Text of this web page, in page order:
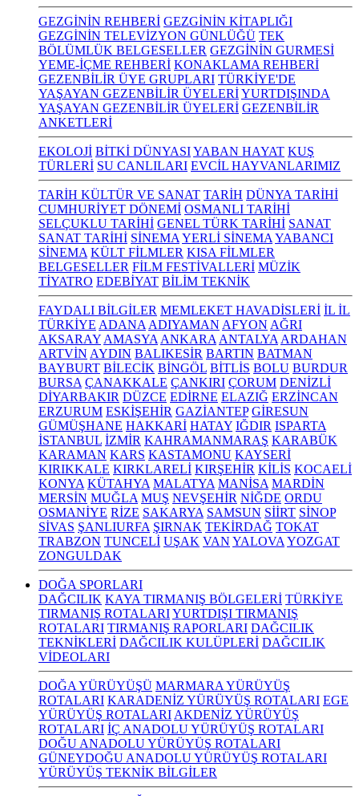
GEZGİNİN REHBERİ GEZGİNİN KİTAPLIĞI
GEZGİNİN TELEVİZYON GÜNLÜĞÜ TEK
BÖLÜMLÜK BELGESELLER GEZGİNİN GURMESİ
YEME-İÇME REHBERİ KONAKLAMA REHBERİ
GEZENBİLİR ÜYE GRUPLARI TÜRKİYE'DE
YAŞAYAN GEZENBİLİR ÜYELERİYURTDIŞINDA
YAŞAYAN GEZENBİLİR ÜYELERİ GEZENBİLİR
ANKETLERİ
EKOLOJİ BİTKİ DÜNYASIYABAN HAYAT KUŞ
TÜRLERİ SU CANLILARI EVCİL HAYVANLARIMIZ
TARİH KÜLTÜR VE SANAT TARİH DÜNYA TARİHİ
CUMHURİYET DÖNEMİ OSMANLI TARİHİ
SELÇUKLU TARİHİ GENEL TÜRK TARİHİ SANAT
SANAT TARİHİ SİNEMA YERLİ SİNEMA YABANCI
SİNEMA KÜLT FİLMLER KISA FİLMLER
BELGESELLER FİLM FESTİVALLERİ MÜZİK
TİYATRO EDEBİYAT BİLİM TEKNİK
FAYDALI BİLGİLER MEMLEKET HAVADİSLERİ İL İL
TÜRKİYE ADANA ADIYAMAN AFYON AĞRI
AKSARAY AMASYA ANKARA ANTALYA ARDAHAN
ARTVİN AYDIN BALIKESİR BARTIN BATMAN
BAYBURT BİLECİK BİNGÖL BİTLİS BOLU BURDUR
BURSA ÇANAKKALE ÇANKIRI ÇORUM DENİZLİ
DİYARBAKIR DÜZCE EDİRNE ELAZIĞ ERZİNCAN
ERZURUM ESKİŞEHİR GAZİANTEP GİRESUN
GÜMÜŞHANE HAKKARİ HATAY IĞDIR ISPARTA
İSTANBUL İZMİR KAHRAMANMARAŞ KARABÜK
KARAMAN KARS KASTAMONU KAYSERİ
KIRIKKALE KIRKLARELİ KIRŞEHİR KİLİS KOCAELİ
KONYA KÜTAHYA MALATYA MANİSA MARDİN
MERSİN MUĞLA MUŞ NEVŞEHİR NİĞDE ORDU
OSMANİYE RİZE SAKARYA SAMSUN SİİRT SİNOP
SİVAS ŞANLIURFA ŞIRNAK TEKİRDAĞ TOKAT
TRABZON TUNCELİ UŞAK VAN YALOVA YOZGAT
ZONGULDAK
DOĞA SPORLARI
DAĞCILIK KAYA TIRMANIŞ BÖLGELERİ TÜRKİYE
TIRMANIŞ ROTALARIYURTDIŞI TIRMANIŞ
ROTALARI TIRMANIŞ RAPORLARI DAĞCILIK
TEKNİKLERİ DAĞCILIK KULÜPLERİ DAĞCILIK
VİDEOLARI
DOĞA YÜRÜYÜŞÜ MARMARA YÜRÜYÜŞ
ROTALARI KARADENİZ YÜRÜYÜŞ ROTALARI EGE
YÜRÜYÜŞ ROTALARI AKDENİZ YÜRÜYÜŞ
ROTALARI İÇ ANADOLU YÜRÜYÜŞ ROTALARI
DOĞU ANADOLU YÜRÜYÜŞ ROTALARI
GÜNEYDOĞU ANADOLU YÜRÜYÜŞ ROTALARI
YÜRÜYÜŞ TEKNİK BİLGİLER